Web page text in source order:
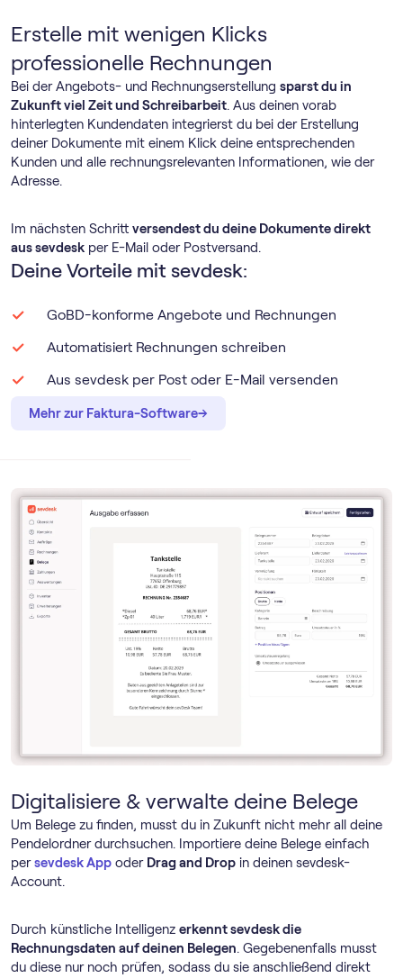
Erstelle mit wenigen Klicks
professionelle Rechnungen
Bei der Angebots- und Rechnungserstellung sparst du in
Zukunft viel Zeit und Schreibarbeit. Aus deinen vorab
hinterlegten Kundendaten integrierst du bei der Erstellung
deiner Dokumente mit einem Klick deine entsprechenden
Kunden und alle rechnungsrelevanten Informationen, wie der
Adresse.
Im nächsten Schritt versendest du deine Dokumente direkt
aus sevdesk per E-Mail oder Postversand.
Deine Vorteile mit sevdesk:
GoBD-konforme Angebote und Rechnungen
Automatisiert Rechnungen schreiben
Aus sevdesk per Post oder E-Mail versenden
Mehr zur Faktura-Software→
→
Digitalisiere & verwalte deine Belege
Um Belege zu finden, musst du in Zukunft nicht mehr all deine
Pendelordner durchsuchen. Importiere deine Belege einfach
persevdesk App oder Drag and Drop in deinen sevdesk-
Account.
Durch künstliche Intelligenz erkennt sevdesk die
Rechnungsdaten auf deinen Belegen. Gegebenenfalls musst
du diese nur noch prüfen, sodass du sie anschließend direkt